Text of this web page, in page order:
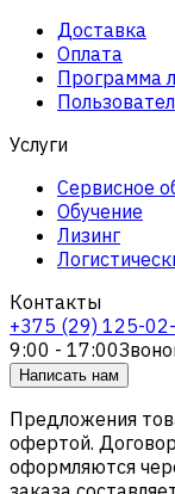
Доставка
Оплата
Программа
Услуги
Сервисное
Обучение
Лизинг
Контакты
+375 (29) 125-
9:00 - 17:00
Написать нам
Предложения
офертой.
оформляются